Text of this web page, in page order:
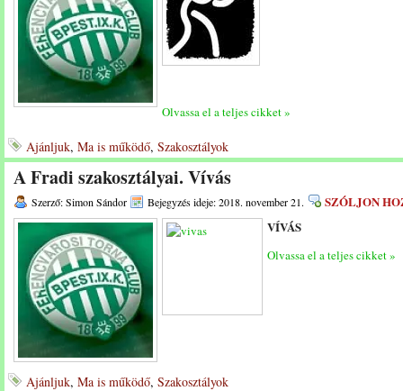
Olvassa el a teljes cikket »
Ajánljuk, Ma is működő, Szakosztályok
A Fradi szakosztályai. Vívás
Szerző: Simon Sándor Bejegyzés ideje: 2018. november 21.
SZÓLJON
VÍVÁS
Olvassa el a teljes cikket »
Ajánljuk, Ma is működő, Szakosztályok